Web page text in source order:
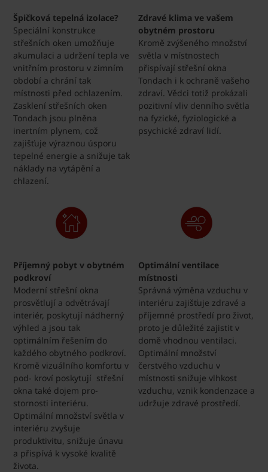
Špičková tepelná izolace?
Speciální konstrukce
střešních oken umožňuje
akumulaci a udržení tepla ve
vnitřním prostoru v zimním
období a chrání tak
místnosti před ochlazením.
Zasklení střešních oken
Tondach jsou plněna
inertním plynem, což
zajišťuje výraznou úsporu
tepelné energie a snižuje tak
náklady na vytápění a
chlazení.
Zdravé klima ve vašem
obytném prostoru
Kromě zvýšeného množství
světla v místnostech
přispívají střešní okna
Tondach i k ochraně vašeho
zdraví. Vědci totiž prokázali
pozitivní vliv denního světla
na fyzické, fyziologické a
psychické zdraví lidí.
Příjemný pobyt v obytném
podkroví
Moderní střešní okna
prosvětlují a odvětrávají
interiér, poskytují nádherný
výhled a jsou tak
optimálním řešením do
každého obytného podkroví.
Kromě vizuálního komfortu v
pod- kroví poskytují střešní
okna také dojem pro-
stornosti interiéru.
Optimální množství světla v
interiéru zvyšuje
produktivitu, snižuje únavu
a přispívá k vysoké kvalitě
života.
Optimální ventilace
místnosti
Správná výměna vzduchu v
interiéru zajišťuje zdravé a
příjemné prostředí pro život,
proto je důležité zajistit v
domě vhodnou ventilaci.
Optimální množství
čerstvého vzduchu v
místnosti snižuje vlhkost
vzduchu, vznik kondenzace a
udržuje zdravé prostředí.